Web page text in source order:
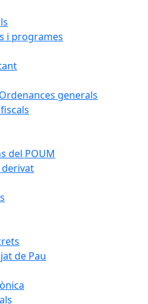
i programes
generals
del POUM
derivat
de Pau